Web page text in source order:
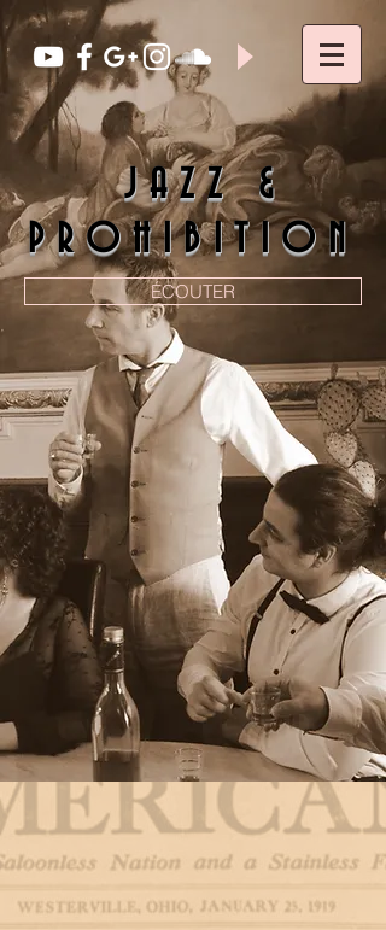
JAZZ &
PROHIBITION
ÉCOUTER